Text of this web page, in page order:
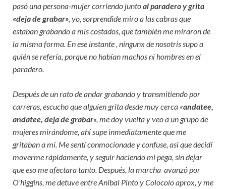
pasó una persona-mujer corriendo juntoal paradero y grita
«deja de grabar» , yo, sorprendide miro a las cabras que
estaban grabando a mis costados, que también me miraron de
la misma forma. En ese instante , ningunx de nosotris supo a
quién se refería, porque no habían machos ni hombres en el
paradero.
Después de un rato de andar grabando y transmitiendo por
carreras, escucho que alguien grita desde muy cerca «andatee,
andatee, deja de grabar«, me doy vuelta y veo a un grupo de
mujeres mirándome, ahí supe inmediatamente que me
gritaban a mí. Me sentí conmocionade y confuse, asi que decidí
moverme rápidamente, y seguir haciendo mi pega, sin dejar
que eso me afectara tanto. Después, la marcha avanzó por
O’higgins, me detuve entre Anibal Pinto y Colocolo aprox, y me